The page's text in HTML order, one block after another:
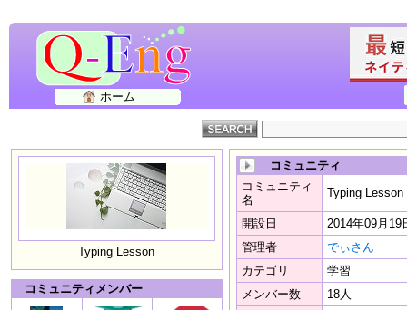
ホーム
Typing Lesson
コミュニティメンバー
コミュニティ
コミュニティ
名
Typing Lesson
開設日
2014年09月19
管理者
でぃさん
カテゴリ
学習
メンバー数
18人